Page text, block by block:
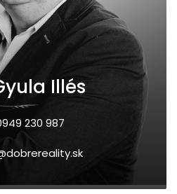
Illés
230 987